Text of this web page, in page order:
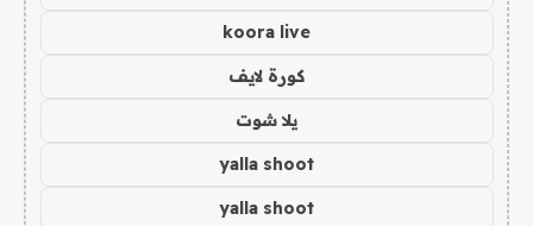
koora live
كورة لايف
يلا شوت
yalla shoot
yalla shoot